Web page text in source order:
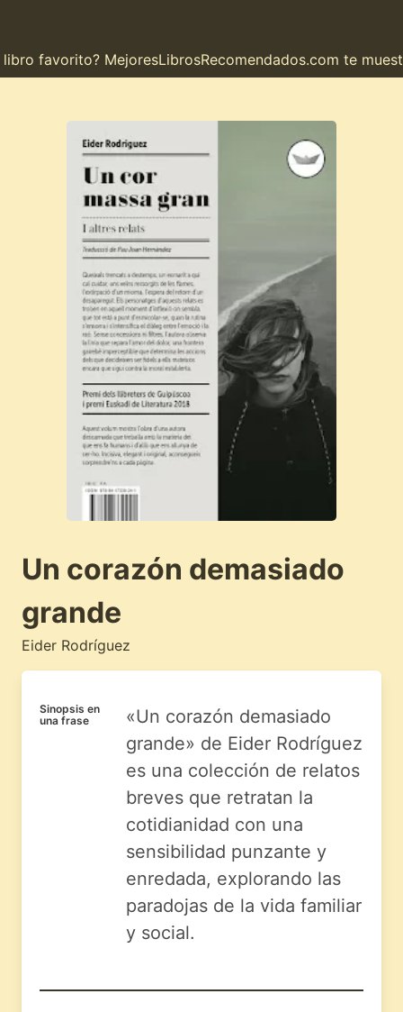
MejoresLibrosRecomendados.com te muestra el
Un corazón demasiado
grande
Eider Rodríguez
Sinopsis en
una frase
«Un corazón demasiado
grande» de Eider Rodríguez
es una colección de relatos
breves que retratan la
cotidianidad con una
sensibilidad punzante y
enredada, explorando las
paradojas de la vida familiar
y social.